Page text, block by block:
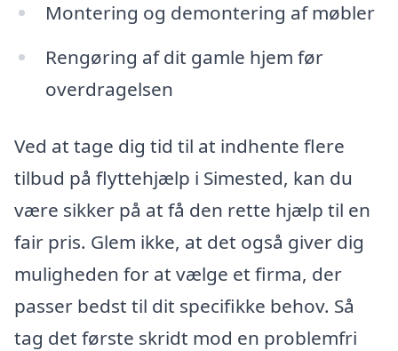
Montering og demontering af møbler
Rengøring af dit gamle hjem før
overdragelsen
Ved at tage dig tid til at indhente flere
tilbud på flyttehjælp i Simested, kan du
være sikker på at få den rette hjælp til en
fair pris. Glem ikke, at det også giver dig
muligheden for at vælge et firma, der
passer bedst til dit specifikke behov. Så
tag det første skridt mod en problemfri